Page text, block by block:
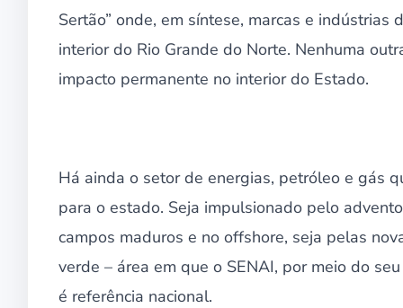
Sertão” onde, em síntese, marcas e
interior do Rio Grande do Norte. Nenhuma
impacto permanente no interior do Estado.
Há ainda o setor de energias, petróleo e gás
para o estado. Seja impulsionado pelo
campos maduros e no offshore, seja pelas
verde – área em que o SENAI, por meio do
é referência nacional.